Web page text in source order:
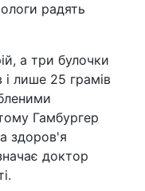
радять
а три булочки
і лише 25 грамів
Гамбургер
здоров'я
доктор